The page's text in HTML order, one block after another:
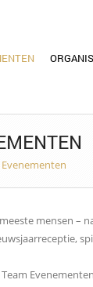
Evenementen
mensen –